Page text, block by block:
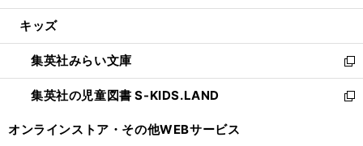
開
ウ
開
く
ン
ウ
で
開
く
ウ
ン
ド
ウ
で
し
ウ
ィ
ン
ド
キッズ
集英社みらい文庫
新
し
い
集英社の児童図書 S-KIDS.LAND
新
オンラインストア・ その他WEBサービス